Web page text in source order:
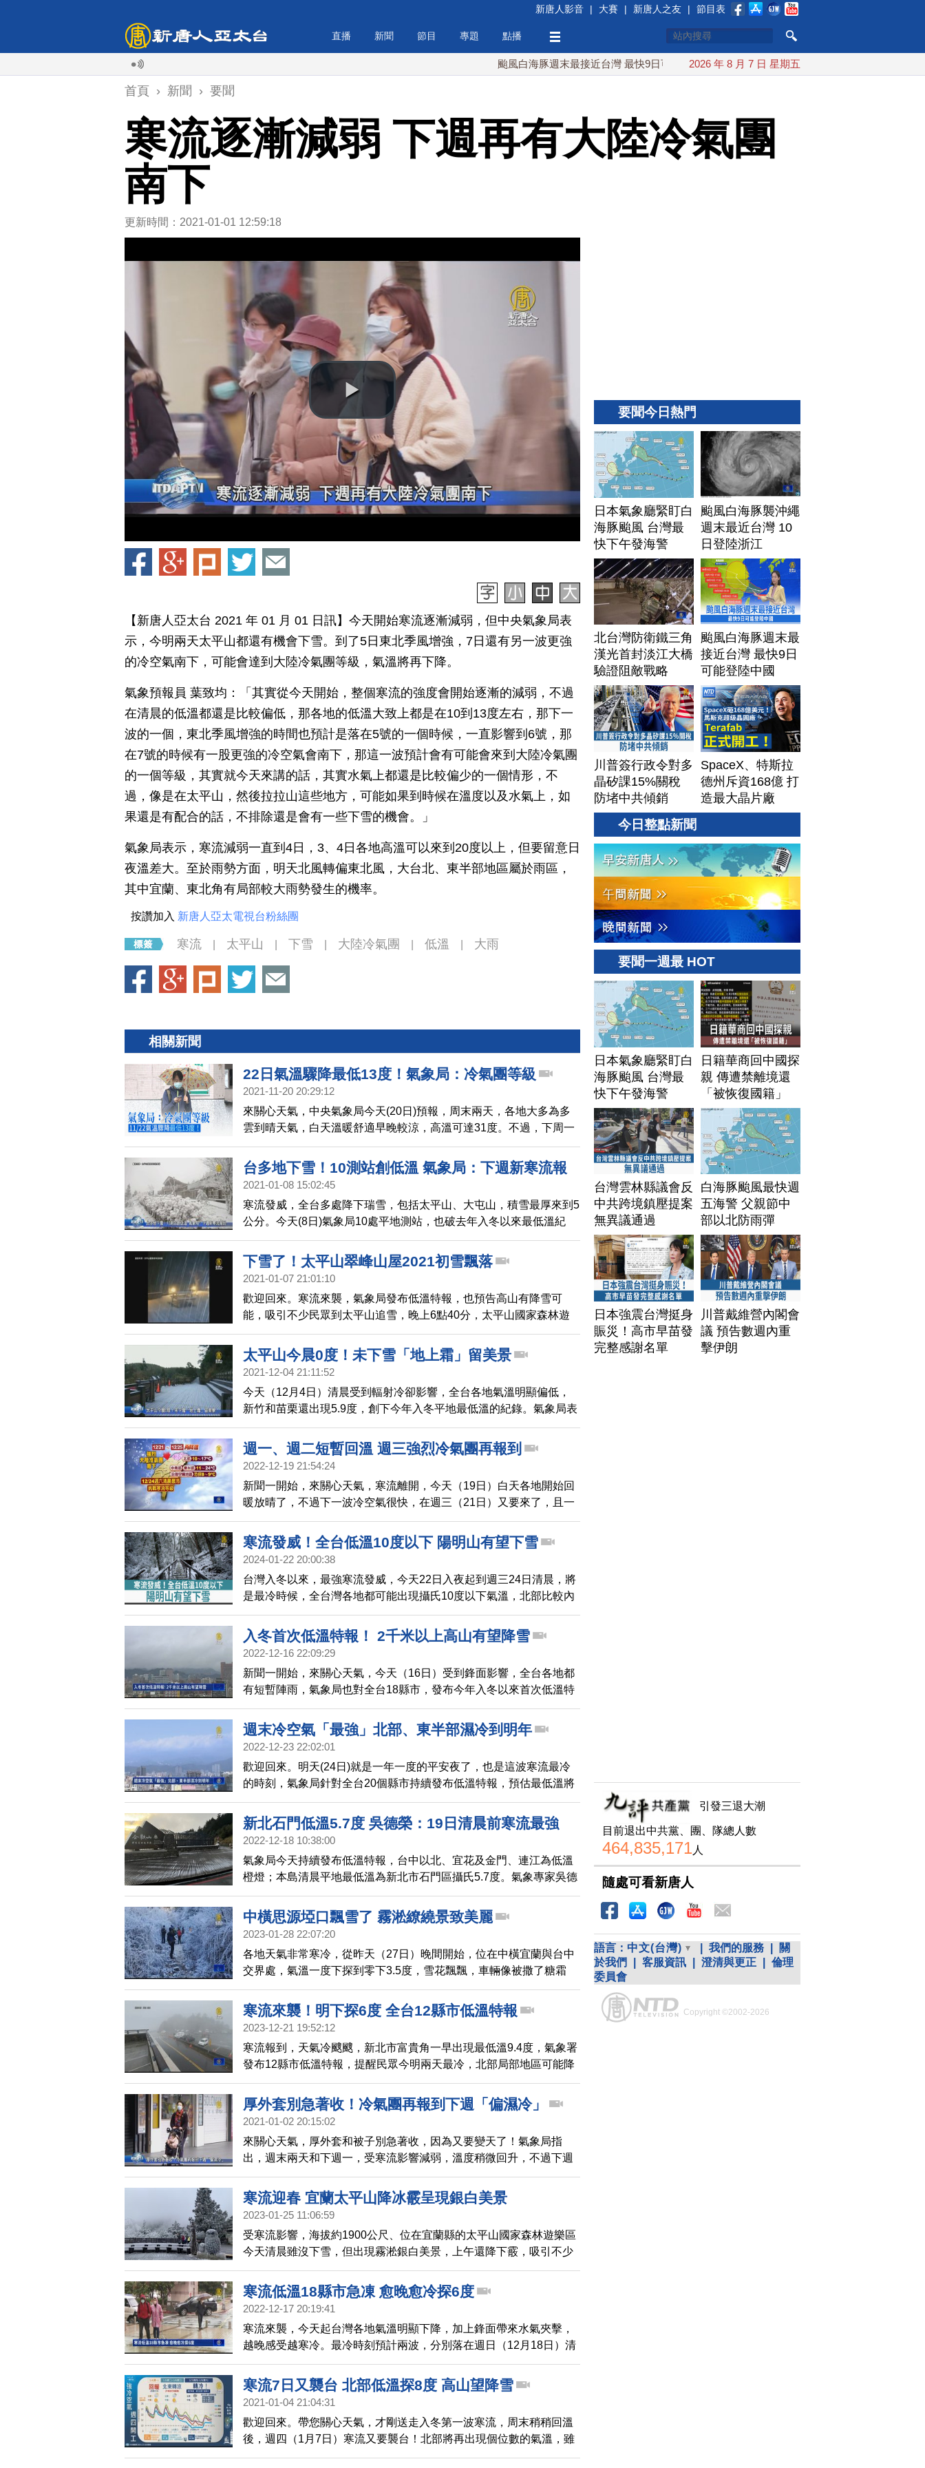
新唐人影音 | 大賽 | 新唐人之友 | 節目表
直播 新聞 節目 專題 點播
颱風白海豚週末最接近台灣 最快9日可能登陸中國 台灣漢光首結合城鎮演習 AIT連續發文讚「韌
2026 年 8 月 7 日 星期五
首頁 › 新聞 › 要聞
寒流逐漸減弱 下週再有大陸冷氣團
南下
更新時間：2021-01-01 12:59:18
【新唐人亞太台 2021 年 01 月 01 日訊】今天開始寒流逐漸減弱，但中央氣象局表
示，今明兩天太平山都還有機會下雪。到了5日東北季風增強，7日還有另一波更強
的冷空氣南下，可能會達到大陸冷氣團等級，氣溫將再下降。
氣象預報員 葉致均：「其實從今天開始，整個寒流的強度會開始逐漸的減弱，不過
在清晨的低溫都還是比較偏低，那各地的低溫大致上都是在10到13度左右，那下一
波的一個，東北季風增強的時間也預計是落在5號的一個時候，一直影響到6號，那
在7號的時候有一股更強的冷空氣會南下，那這一波預計會有可能會來到大陸冷氣團
的一個等級，其實就今天來講的話，其實水氣上都還是比較偏少的一個情形，不
過，像是在太平山，然後拉拉山這些地方，可能如果到時候在溫度以及水氣上，如
果還是有配合的話，不排除還是會有一些下雪的機會。」
氣象局表示，寒流減弱一直到4日，3、4日各地高溫可以來到20度以上，但要留意日
夜溫差大。至於雨勢方面，明天北風轉偏東北風，大台北、東半部地區屬於雨區，
其中宜蘭、東北角有局部較大雨勢發生的機率。
按讚加入 新唐人亞太電視台粉絲團
寒流 太平山 下雪 大陸冷氣團 低溫 大雨
相關新聞
22日氣溫驟降最低13度！氣象局：冷氣團等級
2021-11-20 20:29:12
來關心天氣，中央氣象局今天(20日)預報，周末兩天，各地大多為多
雲到晴天氣，白天溫暖舒適早晚較涼，高溫可達31度。不過，下周一
(22日)全台氣溫將驟降，氣象局表示，這波冷空氣，是東北季風及大
陸冷氣團等級的強度，預估周二清晨北部地區，有機會下探13到14
度。北台灣3500公尺以上的高山，也不排除有降雪的可能，氣象局表
台多地下雪！10測站創低溫 氣象局：下週新寒流報
到
2021-01-08 15:02:45
寒流發威，全台多處降下瑞雪，包括太平山、大屯山，積雪最厚來到5
公分。今天(8日)氣象局10處平地測站，也破去年入冬以來最低溫紀
錄。緊接著新一波寒流，也將在下周報到。
下雪了！太平山翠峰山屋2021初雪飄落
2021-01-07 21:01:10
歡迎回來。寒流來襲，氣象局發布低溫特報，也預告高山有降雪可
能，吸引不少民眾到太平山追雪，晚上6點40分，太平山國家森林遊
樂區，海拔1850公尺的翠峰山屋，氣溫達到0度以下，天空降下瑞
雪，唯美畫面，讓現場民眾看了都相當興奮。
太平山今晨0度！未下雪「地上霜」留美景
2021-12-04 21:11:52
今天（12月4日）清晨受到輻射冷卻影響，全台各地氣溫明顯偏低，
新竹和苗栗還出現5.9度，創下今年入冬平地最低溫的紀錄。氣象局表
示，下週一（12月6日）開始高壓東移，冷空氣進一步減弱，氣溫也
會逐漸回升，但水氣也增多。
週一、週二短暫回溫 週三強烈冷氣團再報到
2022-12-19 21:54:24
新聞一開始，來關心天氣，寒流離開，今天（19日）白天各地開始回
暖放晴了，不過下一波冷空氣很快，在週三（21日）又要來了，且一
路冷到聖誕節，甚至不排除又會達到寒流等級，氣象局提醒，今年
（2022年）因為是反聖嬰年，所以容易出現較強的東北季風。目前預
報顯示，跨年前後還有一波冷空氣襲台，民眾要做好禦寒措施。
寒流發威！全台低溫10度以下 陽明山有望下雪
2024-01-22 20:00:38
台灣入冬以來，最強寒流發威，今天22日入夜起到週三24日清晨，將
是最冷時候，全台灣各地都可能出現攝氏10度以下氣溫，北部比較內
陸空曠的地區，及前線離島金門、馬祖，可能出現6度以下低溫，北台
灣海拔1千到1千5百公尺的山區，例如台北陽明山，都有機會下雪。
入冬首次低溫特報！ 2千米以上高山有望降雪
2022-12-16 22:09:29
新聞一開始，來關心天氣，今天（16日）受到鋒面影響，全台各地都
有短暫陣雨，氣象局也對全台18縣市，發布今年入冬以來首次低溫特
報，週六（17日）下半天寒流正式報到，明天傍晚到19日下周一，台
中以北、宜蘭、花蓮、離島等地，有持續10度或6度以下氣溫發生機
率，2000公尺以上高山還有機會看到雪。雖然下週一（19日）短暫回
週末冷空氣「最強」北部、東半部濕冷到明年
2022-12-23 22:02:01
歡迎回來。明天(24日)就是一年一度的平安夜了，也是這波寒流最冷
的時刻，氣象局針對全台20個縣市持續發布低溫特報，預估最低溫將
落在週六和週日的清晨，中部以北、東北部最低溫下探至6度，體感溫
度很低，提醒民眾出門記得保暖禦寒。而聖誕節過後，寒流會減弱，
但下週三（28日）又有東北季風來襲，一路影響到元旦天氣，都是濕
新北石門低溫5.7度 吳德榮：19日清晨前寒流最強
2022-12-18 10:38:00
氣象局今天持續發布低溫特報，台中以北、宜花及金門、連江為低溫
橙燈；本島清晨平地最低溫為新北市石門區攝氏5.7度。氣象專家吳德
榮表示，今天至明晨寒流最強，各地轉晴朗穩定。
中橫思源埡口飄雪了 霧淞繚繞景致美麗
2023-01-28 22:07:20
各地天氣非常寒冷，從昨天（27日）晚間開始，位在中橫宜蘭與台中
交界處，氣溫一度下探到零下3.5度，雪花飄飄，車輛像被撒了糖霜
般。
寒流來襲！明下探6度 全台12縣市低溫特報
2023-12-21 19:52:12
寒流報到，天氣冷颼颼，新北市富貴角一早出現最低溫9.4度，氣象署
發布12縣市低溫特報，提醒民眾今明兩天最冷，北部局部地區可能降
到6度，專家預估，拉拉山、太平山接下來下雪機率都很高。
厚外套別急著收！冷氣團再報到下週「偏濕冷」
2021-01-02 20:15:02
來關心天氣，厚外套和被子別急著收，因為又要變天了！氣象局指
出，週末兩天和下週一，受寒流影響減弱，溫度稍微回升，不過下週
二開始，大陸冷氣團影響下，氣溫再度下探，而且型態偏向濕冷，不
過氣象局也說，這波寒流沒有跨年那波下降的快，因此溫度不會過於
變化劇烈。
寒流迎春 宜蘭太平山降冰霰呈現銀白美景
2023-01-25 11:06:59
受寒流影響，海拔約1900公尺、位在宜蘭縣的太平山國家森林遊樂區
今天清晨雖沒下雪，但出現霧淞銀白美景，上午還降下霰，吸引不少
遊客上山走春，欣賞難得美景。
寒流低溫18縣市急凍 愈晚愈冷探6度
2022-12-17 20:19:41
寒流來襲，今天起台灣各地氣溫明顯下降，加上鋒面帶來水氣夾擊，
越晚感受越寒冷。最冷時刻預計兩波，分別落在週日（12月18日）清
晨跟週一（19日）清晨。氣象局長鄭明典表示，這次低溫預警力道會
比過往強一點，因為12月份已經有10多年沒有寒流。
寒流7日又襲台 北部低溫探8度 高山望降雪
2021-01-04 21:04:31
歡迎回來。帶您關心天氣，才剛送走入冬第一波寒流，周末稍稍回溫
後，週四（1月7日）寒流又要襲台！北部將再出現個位數的氣溫，雖
然低溫預料不會像上次那麼低，但因水氣充足，體感溫度會更低。氣
要聞今日熱門
日本氣象廳緊盯白
海豚颱風 台灣最
快下午發海警
颱風白海豚襲沖繩
週末最近台灣 10
日登陸浙江
北台灣防衛鐵三角
漢光首封淡江大橋
驗證阻敵戰略
颱風白海豚週末最
接近台灣 最快9日
可能登陸中國
川普簽行政令對多
晶矽課15%關稅
防堵中共傾銷
SpaceX、特斯拉
德州斥資168億 打
造最大晶片廠
Terafab
今日整點新聞
要聞一週最 HOT
日本氣象廳緊盯白
海豚颱風 台灣最
快下午發海警
日籍華商回中國探
親 傳遭禁離境還
「被恢復國籍」
台灣雲林縣議會反
中共跨境鎮壓提案
無異議通過
白海豚颱風最快週
五海警 父親節中
部以北防雨彈
日本強震台灣挺身
賑災！高市早苗發
完整感謝名單
川普戴維營內閣會
議 預告數週內重
擊伊朗
引發三退大潮
目前退出中共黨、團、隊總人數
464,835,171人
隨處可看新唐人
語言： 中文(台灣) 我們的服務
關
於我們
客服資訊 澄清與更正
倫理
委員會
Copyright ©2002-2026